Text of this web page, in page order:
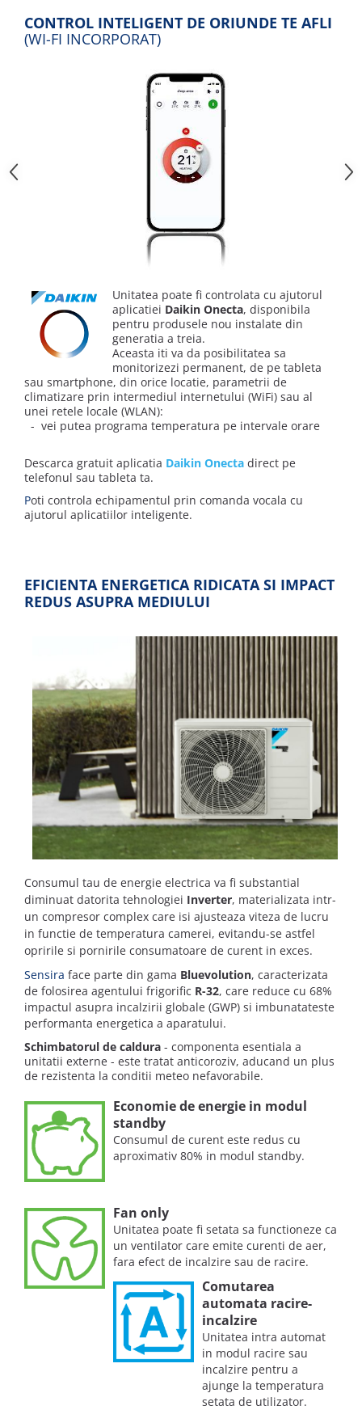
CONTROL INTELIGENT DE ORIUNDE TE AFLI
(WI-FI INCORPORAT)
Unitatea poate fi controlata cu ajutorul
aplicatiei Daikin Onecta, disponibila
pentru produsele nou instalate din
generatia a treia.
Aceasta iti va da posibilitatea sa
monitorizezi permanent, de pe tableta
sau smartphone, din orice locatie, parametrii de
climatizare prin intermediul internetului (WiFi) sau al
unei retele locale (WLAN):
- vei putea programa temperatura pe intervale orare
Descarca gratuit aplicatia Daikin Onecta direct pe
telefonul sau tableta ta.
Poti controla echipamentul prin comanda vocala cu
ajutorul aplicatiilor inteligente.
EFICIENTA ENERGETICA RIDICATA SI IMPACT
REDUS ASUPRA MEDIULUI
Consumul tau de energie electrica va fi substantial
diminuat datorita tehnologiei Inverter, materializata intr-
un compresor complex care isi ajusteaza viteza de lucru
in functie de temperatura camerei, evitandu-se astfel
opririle si pornirile consumatoare de curent in exces.
Sensira face parte din gama Bluevolution, caracterizata
de folosirea agentului frigorific R-32, care reduce cu 68%
impactul asupra incalzirii globale (GWP) si imbunatateste
performanta energetica a aparatului.
Schimbatorul de caldura - componenta esentiala a
unitatii externe - este tratat anticoroziv, aducand un plus
de rezistenta la conditii meteo nefavorabile.
Economie de energie in modul
standby
Consumul de curent este redus cu
aproximativ 80% in modul standby.
Fan only
Unitatea poate fi setata sa functioneze ca
un ventilator care emite curenti de aer,
fara efect de incalzire sau de racire.
Comutarea
automata racire-
incalzire
Unitatea intra automat
in modul racire sau
incalzire pentru a
ajunge la temperatura
setata de utilizator.